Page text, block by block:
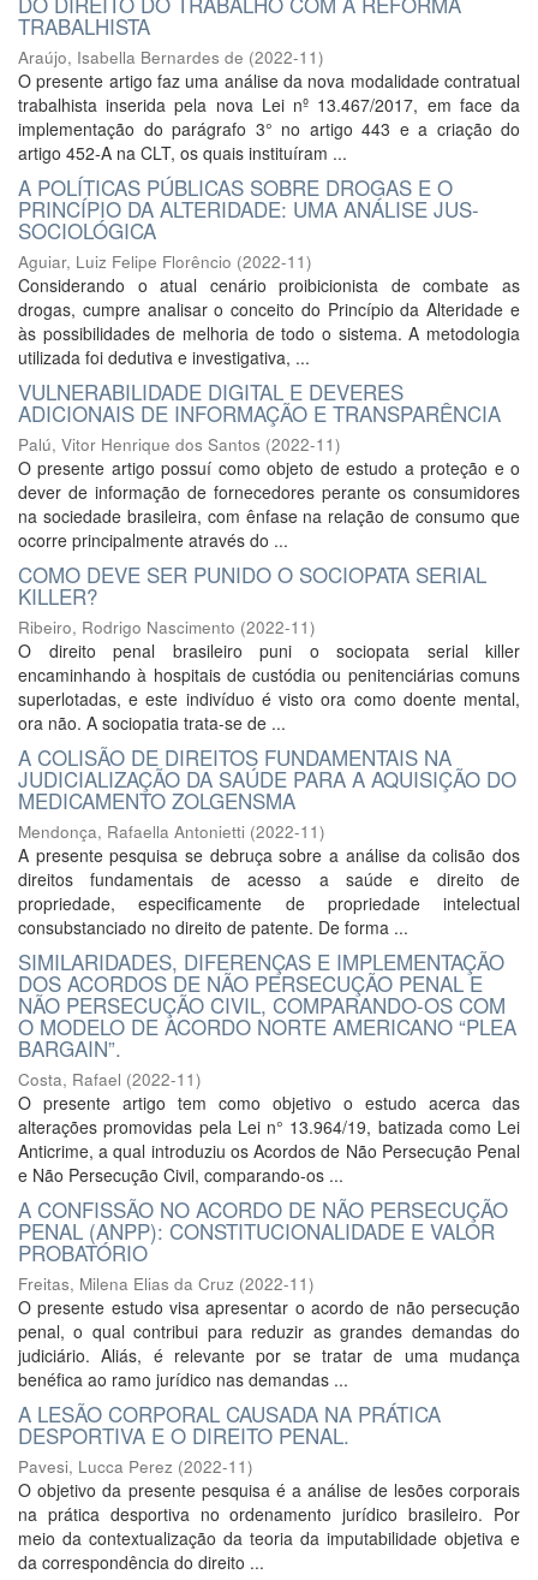
TRABALHISTA
Araújo, Isabella Bernardes de (2022-11)
O presente artigo faz uma análise da nova modalidade contratual
trabalhista inserida pela nova Lei nº 13.467/2017, em face da
implementação do parágrafo 3° no artigo 443 e a criação do
artigo 452-A na CLT, os quais instituíram ...
A POLÍTICAS PÚBLICAS SOBRE DROGAS E O
PRINCÍPIO DA ALTERIDADE: UMA ANÁLISE JUS-
SOCIOLÓGICA
Aguiar, Luiz Felipe Florêncio (2022-11)
Considerando o atual cenário proibicionista de combate as
drogas, cumpre analisar o conceito do Princípio da Alteridade e
às possibilidades de melhoria de todo o sistema. A metodologia
utilizada foi dedutiva e investigativa, ...
VULNERABILIDADE DIGITAL E DEVERES
ADICIONAIS DE INFORMAÇÃO E TRANSPARÊNCIA
Palú, Vitor Henrique dos Santos (2022-11)
O presente artigo possuí como objeto de estudo a proteção e o
dever de informação de fornecedores perante os consumidores
na sociedade brasileira, com ênfase na relação de consumo que
ocorre principalmente através do ...
COMO DEVE SER PUNIDO O SOCIOPATA SERIAL
KILLER?
Ribeiro, Rodrigo Nascimento (2022-11)
O direito penal brasileiro puni o sociopata serial killer
encaminhando à hospitais de custódia ou penitenciárias comuns
superlotadas, e este indivíduo é visto ora como doente mental,
ora não. A sociopatia trata-se de ...
A COLISÃO DE DIREITOS FUNDAMENTAIS NA
JUDICIALIZAÇÃO DA SAÚDE PARA A AQUISIÇÃO DO
MEDICAMENTO ZOLGENSMA
Mendonça, Rafaella Antonietti (2022-11)
A presente pesquisa se debruça sobre a análise da colisão dos
direitos fundamentais de acesso a saúde e direito de
propriedade, especificamente de propriedade intelectual
consubstanciado no direito de patente. De forma ...
SIMILARIDADES, DIFERENÇAS E IMPLEMENTAÇÃO
DOS ACORDOS DE NÃO PERSECUÇÃO PENAL E
NÃO PERSECUÇÃO CIVIL, COMPARANDO-OS COM
O MODELO DE ACORDO NORTE AMERICANO “PLEA
BARGAIN”.
Costa, Rafael (2022-11)
O presente artigo tem como objetivo o estudo acerca das
alterações promovidas pela Lei n° 13.964/19, batizada como Lei
Anticrime, a qual introduziu os Acordos de Não Persecução Penal
e Não Persecução Civil, comparando-os ...
A CONFISSÃO NO ACORDO DE NÃO PERSECUÇÃO
PENAL (ANPP): CONSTITUCIONALIDADE E VALOR
PROBATÓRIO
Freitas, Milena Elias da Cruz (2022-11)
O presente estudo visa apresentar o acordo de não persecução
penal, o qual contribui para reduzir as grandes demandas do
judiciário. Aliás, é relevante por se tratar de uma mudança
benéfica ao ramo jurídico nas demandas ...
A LESÃO CORPORAL CAUSADA NA PRÁTICA
DESPORTIVA E O DIREITO PENAL.
Pavesi, Lucca Perez (2022-11)
O objetivo da presente pesquisa é a análise de lesões corporais
na prática desportiva no ordenamento jurídico brasileiro. Por
meio da contextualização da teoria da imputabilidade objetiva e
da correspondência do direito ...